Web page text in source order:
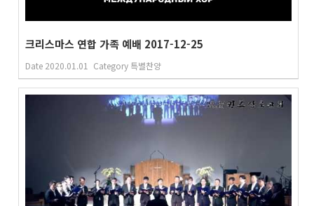
크리스마스 연합 가족 예배 2017-12-25
Date 2020.01.01 Category 특별찬양